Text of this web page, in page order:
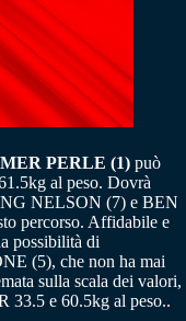
PERLE (1) può
al peso. Dovrà
NELSON (7) e BEN
percorso. Affidabile e
possibilità di
(5), che non ha mai
sulla scala dei valori,
33.5 e 60.5kg al peso..